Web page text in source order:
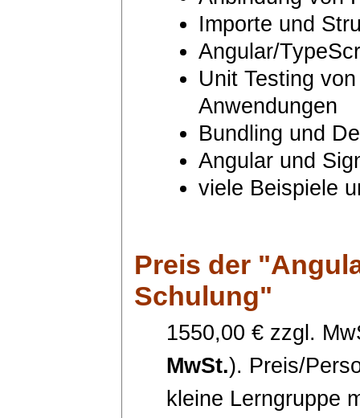
Importe und
Angular/
Unit Testing
Anwendungen
Bundling und
Angular und
viele Beispiele
Preis der
Schulung"
1550,00 € zzgl.
MwSt.). Preis/
kleine Lerngruppe